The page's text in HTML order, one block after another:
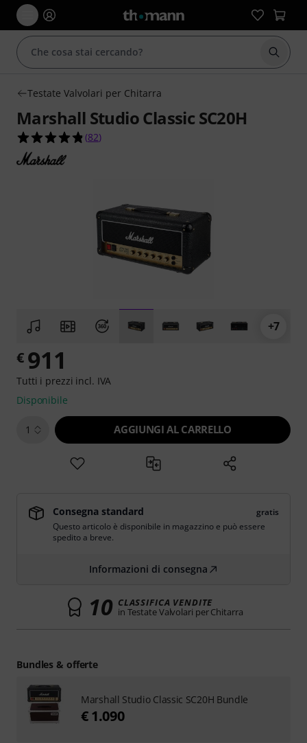
Testate Valvolari per Chitarra
Marshall Studio Classic SC20H
4.8 su 5 stelle su 82 valutazioni dei clienti
(82)
+7
€ 911
Tutti i prezzi incl. IVA
Disponibile
1 AGGIUNGI AL CARRELLO
Consegna standard
gratis
Questo articolo è disponibile in magazzino e può essere
spedito a breve.
Informazioni di consegna
10 CLASSIFICA VENDITE
in Testate Valvolari per Chitarra
Bundles & offerte
Marshall Studio Classic SC20H Bundle
€ 1.090